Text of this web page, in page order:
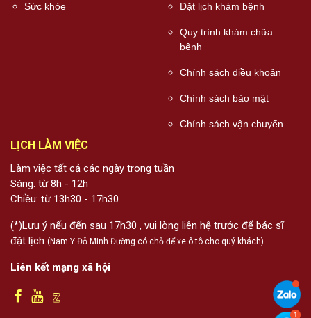
Sức khỏe Đặt lịch khám bệnh
Quy trình khám chữa
bệnh
Chính sách điều khoản
Chính sách bảo mật
Chính sách vận chuyển
LỊCH LÀM VIỆC
Làm việc tất cả các ngày trong tuần
Sáng: từ 8h - 12h
Chiều: từ 13h30 - 17h30
(*)Lưu ý nếu đến sau 17h30 , vui lòng liên hệ trước để bác sĩ
đặt lịch (Nam Y Đỗ Minh Đường có chỗ để xe ô tô cho quý khách)
Liên kết mạng xã hội